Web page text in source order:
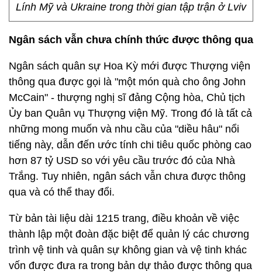
Lính Mỹ và Ukraine trong thời gian tập trận ở Lviv
Ngân sách vẫn chưa chính thức được thông qua
Ngân sách quân sự Hoa Kỳ mới được Thượng viện
thông qua được gọi là "một món quà cho ông John
McCain" - thượng nghị sĩ đảng Cộng hòa, Chủ tịch
Ủy ban Quân vụ Thượng viện Mỹ. Trong đó là tất cả
những mong muốn và nhu cầu của "diều hâu" nổi
tiếng này, dẫn đến ước tính chi tiêu quốc phòng cao
hơn 87 tỷ USD so với yêu cầu trước đó của Nhà
Trắng. Tuy nhiên, ngân sách vẫn chưa được thông
qua và có thể thay đổi.
Từ bản tài liệu dài 1215 trang, điều khoản về việc
thành lập một đoàn đặc biệt để quản lý các chương
trình vệ tinh và quân sự không gian và vệ tinh khác
vốn được đưa ra trong bản dự thảo được thông qua